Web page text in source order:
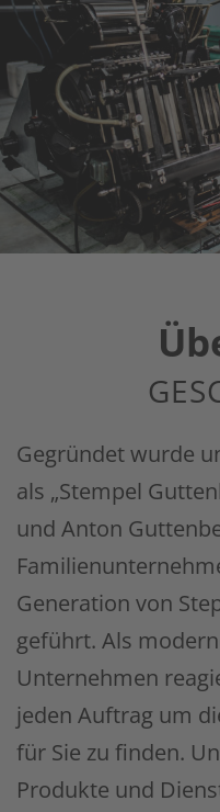
Gegründet wurde
als „Stempel
und Anton
Generation von
geführt. Als
Unternehmen
jeden Auftrag um
für Sie zu finden.
Produkte und